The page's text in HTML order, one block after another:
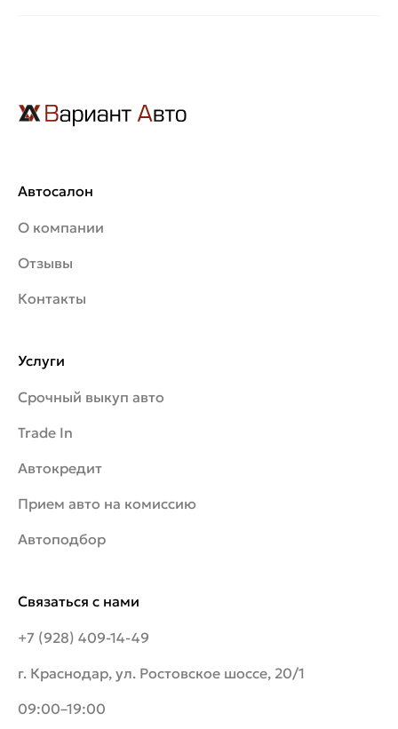
Автосалон
О компании
Отзывы
Контакты
Связаться с нами
+7 (928) 409-14-49
г. Краснодар, ул. Ростовское шоссе, 20/1
09:00–19:00
Услуги
Срочный выкуп авто
Trade In
Автокредит
Прием авто на комиссию
Автоподбор